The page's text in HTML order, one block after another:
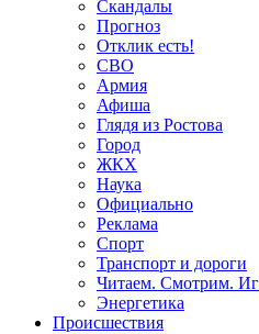
Скандалы
Прогноз
Отклик есть!
СВО
Армия
Афиша
Глядя из Ростова
Город
ЖКХ
Наука
Официально
Реклама
Спорт
Транспорт и дороги
Читаем. Смотрим.
Энергетика
Происшествия